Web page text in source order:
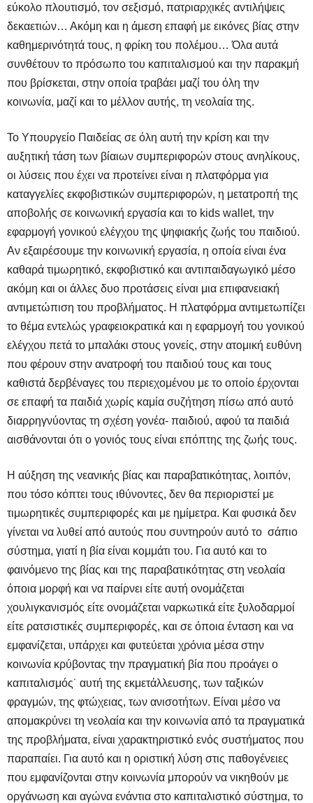
εύκολο πλουτισμό, τον σεξισμό, πατριαρχικές αντιλήψεις
δεκαετιών… Ακόμη και η άμεση επαφή με εικόνες βίας στην
καθημερινότητά τους, η φρίκη του πολέμου… Όλα αυτά
συνθέτουν το πρόσωπο του καπιταλισμού και την παρακμή
που βρίσκεται, στην οποία τραβάει μαζί του όλη την
κοινωνία, μαζί και το μέλλον αυτής, τη νεολαία της.
Το Υπουργείο Παιδείας σε όλη αυτή την κρίση και την
αυξητική τάση των βίαιων συμπεριφορών στους ανηλίκους,
οι λύσεις που έχει να προτείνει είναι η πλατφόρμα για
καταγγελίες εκφοβιστικών συμπεριφορών, η μετατροπή της
αποβολής σε κοινωνική εργασία και το kids wallet, την
εφαρμογή γονικού ελέγχου της ψηφιακής ζωής του παιδιού.
Αν εξαιρέσουμε την κοινωνική εργασία, η οποία είναι ένα
καθαρά τιμωρητικό, εκφοβιστικό και αντιπαιδαγωγικό μέσο
ακόμη και οι άλλες δυο προτάσεις είναι μια επιφανειακή
αντιμετώπιση του προβλήματος. Η πλατφόρμα αντιμετωπίζει
το θέμα εντελώς γραφειοκρατικά και η εφαρμογή του γονικού
ελέγχου πετά το μπαλάκι στους γονείς, στην ατομική ευθύνη
που φέρουν στην ανατροφή του παιδιού τους και τους
καθιστά δερβέναγες του περιεχομένου με το οποίο έρχονται
σε επαφή τα παιδιά χωρίς καμία συζήτηση πίσω από αυτό
διαρρηγνύοντας τη σχέση γονέα- παιδιού, αφού τα παιδιά
αισθάνονται ότι ο γονιός τους είναι επόπτης της ζωής τους.
Η αύξηση της νεανικής βίας και παραβατικότητας, λοιπόν,
που τόσο κόπτει τους ιθύνοντες, δεν θα περιοριστεί με
τιμωρητικές συμπεριφορές και με ημίμετρα. Και φυσικά δεν
γίνεται να λυθεί από αυτούς που συντηρούν αυτό το σάπιο
σύστημα, γιατί η βία είναι κομμάτι του. Για αυτό και το
φαινόμενο της βίας και της παραβατικότητας στη νεολαία
όποια μορφή και να παίρνει είτε αυτή ονομάζεται
χουλιγκανισμός είτε ονομάζεται ναρκωτικά είτε ξυλοδαρμοί
είτε ρατσιστικές συμπεριφορές, και σε όποια ένταση και να
εμφανίζεται, υπάρχει και φυτεύεται χρόνια μέσα στην
κοινωνία κρύβοντας την πραγματική βία που προάγει ο
καπιταλισμός˙ αυτή της εκμετάλλευσης, των ταξικών
φραγμών, της φτώχειας, των ανισοτήτων. Είναι μέσο να
απομακρύνει τη νεολαία και την κοινωνία από τα πραγματικά
της προβλήματα, είναι χαρακτηριστικό ενός συστήματος που
παραπαίει. Για αυτό και η οριστική λύση στις παθογένειες
που εμφανίζονται στην κοινωνία μπορούν να νικηθούν με
οργάνωση και αγώνα ενάντια στο καπιταλιστικό σύστημα, το